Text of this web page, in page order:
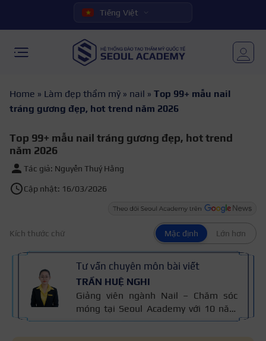
Tiếng Việt
Home » Làm đẹp thẩm mỹ » nail » Top 99+ mẫu nail
tráng gương đẹp, hot trend năm 2026
Top 99+ mẫu nail tráng gương đẹp, hot trend
năm 2026
Tác giả: Nguyễn Thuý Hằng
Cập nhật: 16/03/2026
Kích thước chữ Mặc định Lớn hơn
Tư vấn chuyên môn bài viết
TRẦN HUỆ NGHI
Giảng viên ngành Nail – Chăm sóc
móng tại Seoul Academy với 10 năm
kinh nghiệm trong nghề. Có chuyên